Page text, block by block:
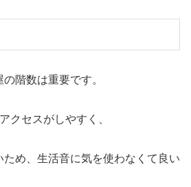
階数は重要です。
クセスがしやすく、
め、生活音に気を使わなくて良い